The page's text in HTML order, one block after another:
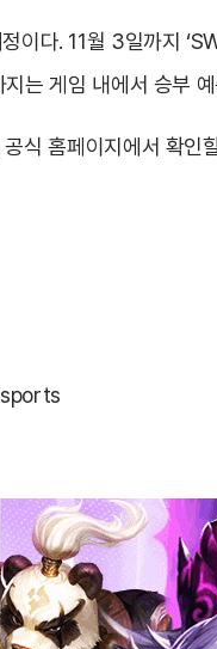
다. 11월 3일까지
는 게임 내에서 승부
식 홈페이지에서 확인